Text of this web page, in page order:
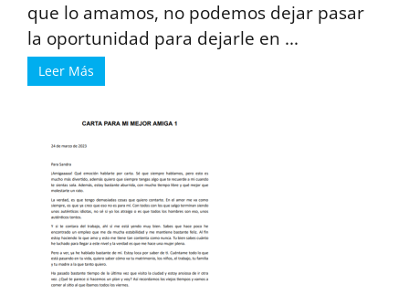
que lo amamos, no podemos dejar pasar
la oportunidad para dejarle en ...
Leer Más